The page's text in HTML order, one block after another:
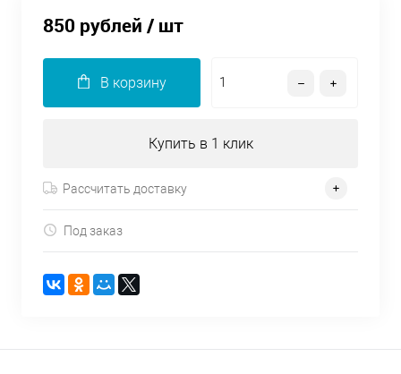
850 рублей / шт
В корзину
Купить в 1 клик
Рассчитать доставку
Под заказ